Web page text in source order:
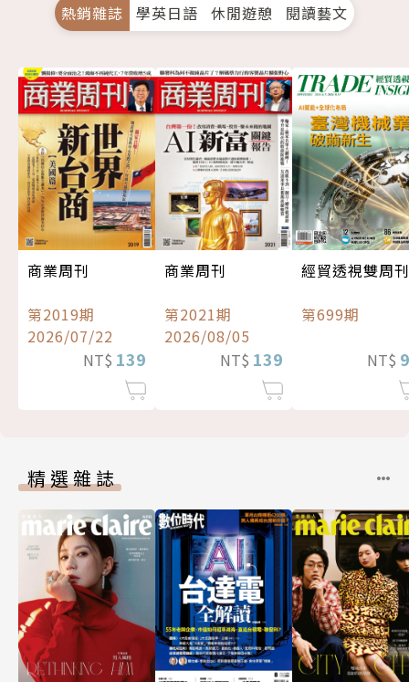
熱銷雜誌 學英日語 休閒遊憩 閱讀藝文
商業周刊
第2019期
2026/07/22
NT$ 139
商業周刊
第2021期
2026/08/05
NT$ 139
經貿透視雙周刊
第699期
NT$
精選雜誌